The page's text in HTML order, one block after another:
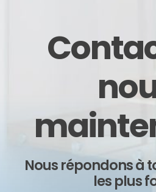
Nous répondons à
les plus